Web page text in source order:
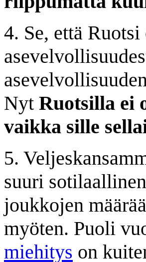
4. Se, että
Nyt Ruotsilla ei
vaikka sille
5.
suuri sotilaallinen
joukkojen
myöten. Puoli
miehitys on